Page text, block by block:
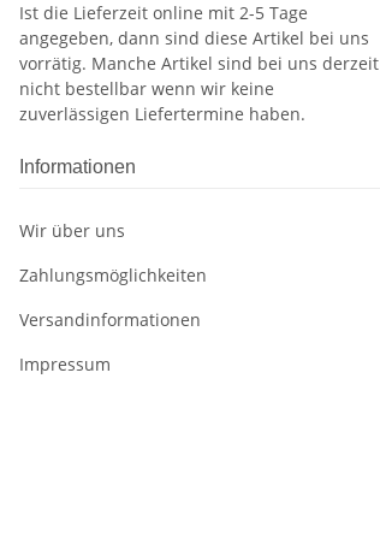
Ist die Lieferzeit online mit 2-5 Tage
angegeben, dann sind diese Artikel bei uns
vorrätig. Manche Artikel sind bei uns derzeit
nicht bestellbar wenn wir keine
zuverlässigen Liefertermine haben.
Informationen
Wir über uns
Zahlungsmöglichkeiten
Versandinformationen
Impressum